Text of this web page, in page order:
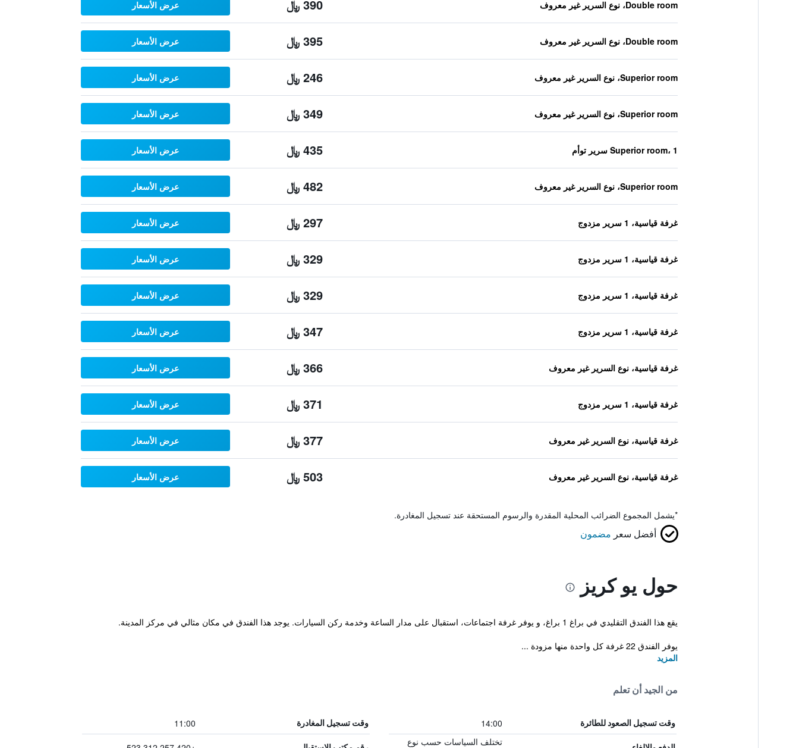
Double room، نوع السرير غير معروف 390 ﷼ عرض الأسعار
Double room، نوع السرير غير معروف 395 ﷼ عرض الأسعار
Superior room، نوع السرير غير معروف 246 ﷼ عرض الأسعار
Superior room، نوع السرير غير معروف 349 ﷼ عرض الأسعار
Superior room، 1 سرير توأم 435 ﷼ عرض الأسعار
Superior room، نوع السرير غير معروف 482 ﷼ عرض الأسعار
غرفة قياسية، 1 سرير مزدوج 297 ﷼ عرض الأسعار
غرفة قياسية، 1 سرير مزدوج 329 ﷼ عرض الأسعار
غرفة قياسية، 1 سرير مزدوج 329 ﷼ عرض الأسعار
غرفة قياسية، 1 سرير مزدوج 347 ﷼ عرض الأسعار
غرفة قياسية، نوع السرير غير معروف 366 ﷼ عرض الأسعار
غرفة قياسية، 1 سرير مزدوج 371 ﷼ عرض الأسعار
غرفة قياسية، نوع السرير غير معروف 377 ﷼ عرض الأسعار
غرفة قياسية، نوع السرير غير معروف 503 ﷼ عرض الأسعار
*يشمل المجموع الضرائب المحلية المقدرة والرسوم المستحقة عند تسجيل المغادرة.
أفضل سعر مضمون
حول يو كريز
يقع هذا الفندق التقليدي في براغ 1 براغ، و يوفر غرفة اجتماعات، استقبال على مدار الساعة وخدمة ركن السيارات. يوجد هذا الفندق في مكان مثالي في مركز المدينة.
يوفر الفندق 22 غرفة كل واحدة منها مزودة ...
المزيد
من الجيد أن تعلم
وقت تسجيل الصعود للطائرة 14:00 وقت تسجيل المغادرة 11:00
تختلف السياسات حسب نوع